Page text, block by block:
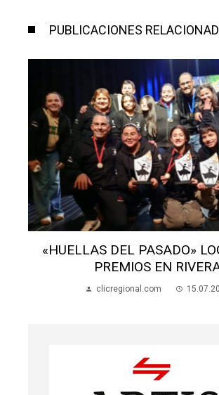
PUBLICACIONES
«HUELLAS DEL PASADO»
PREMIOS EN
clicregional.com